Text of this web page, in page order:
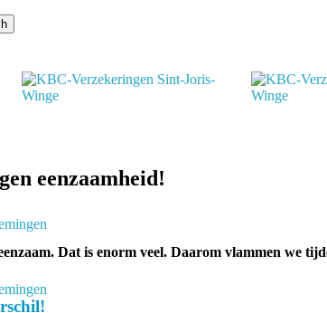
eenzaamheid!
Dat is enorm veel. Daarom vlammen we